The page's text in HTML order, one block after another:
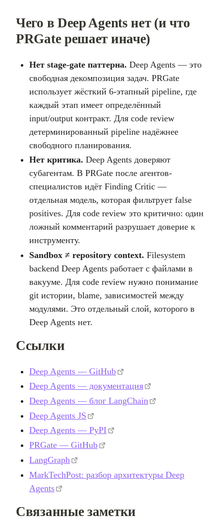
Чего в Deep Agents нет (и что
PRGate решает иначе)
Нет stage-gate паттерна. Deep Agents — это
свободная декомпозиция задач. PRGate
использует жёсткий 6-этапный pipeline, где
каждый этап имеет определённый
input/output контракт. Для code review
детерминированный pipeline надёжнее
свободного планирования.
Нет критика. Deep Agents доверяют
субагентам. В PRGate после агентов-
специалистов идёт Finding Critic —
отдельная модель, которая фильтрует false
positives. Для code review это критично: один
ложный комментарий разрушает доверие к
инструменту.
Sandbox ≠ repository context. Filesystem
backend Deep Agents работает с файлами в
вакууме. Для code review нужно понимание
git истории, blame, зависимостей между
модулями. Это отдельный слой, которого в
Deep Agents нет.
Ссылки
Deep Agents — GitHub
Deep Agents — документация
Deep Agents — блог LangChain
Deep Agents JS
Deep Agents — PyPI
PRGate — GitHub
LangGraph
MarkTechPost: разбор архитектуры Deep
Agents
Связанные заметки